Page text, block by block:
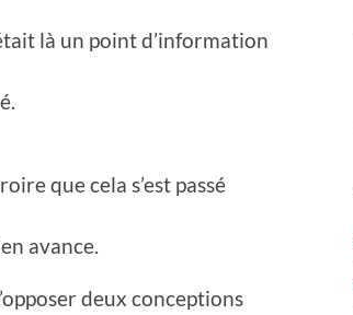
là un point d’information
que cela s’est passé
avance.
deux conceptions